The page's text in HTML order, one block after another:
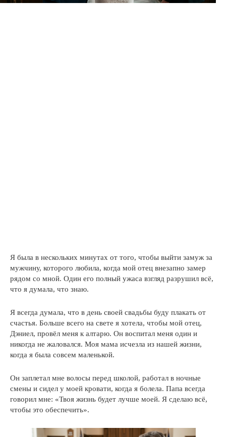
Я была в нескольких минутах от того, чтобы выйти замуж за
мужчину, которого любила, когда мой отец внезапно замер
рядом со мной. Один его полный ужаса взгляд разрушил всё,
что я думала, что знаю.
Я всегда думала, что в день своей свадьбы буду плакать от
счастья. Больше всего на свете я хотела, чтобы мой отец,
Дэниел, провёл меня к алтарю. Он воспитал меня один и
никогда не жаловался. Моя мама исчезла из нашей жизни,
когда я была совсем маленькой.
Он заплетал мне волосы перед школой, работал в ночные
смены и сидел у моей кровати, когда я болела. Папа всегда
говорил мне: «Твоя жизнь будет лучше моей. Я сделаю всё,
чтобы это обеспечить».